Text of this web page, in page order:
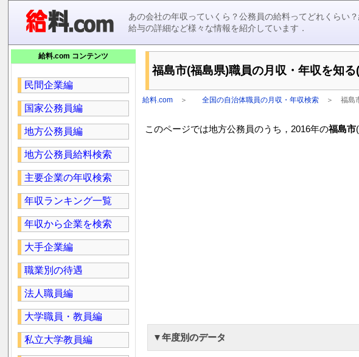
あの会社の年収っていくら？公務員の給料ってどれくらい？
給与の詳細など様々な情報を紹介しています．
福島市(福島県)職員の月収・年収を知
給料.com ＞ 全国の自治体職員の月収・年収検索 ＞福島
このページでは地方公務員のうち，2016年の福島市
▼年度別のデータ
給料.com コンテンツ
民間企業編
国家公務員編
地方公務員編
地方公務員給料検索
主要企業の年収検索
年収ランキング一覧
年収から企業を検索
大手企業編
職業別の待遇
法人職員編
大学職員・教員編
私立大学教員編